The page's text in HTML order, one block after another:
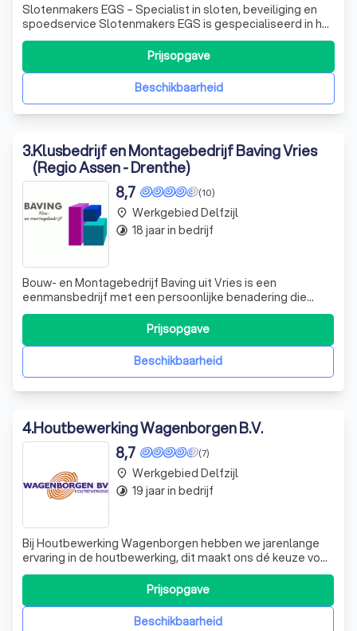
Slotenmakers EGS – Specialist in sloten, beveiliging en
spoedservice Slotenmakers EGS is gespecialiseerd in het
schadevrij openen, repareren en vervangen van sloten. Wij
helpen zowel particulieren als bedrijven met alle soorten
slotproblemen, zoals buitensluitingen, kapotte sloten,
cilinders verva
Beschikbaarheid
Prijsopgave
3.Klusbedrijf en Montagebedrijf Baving Vries
(Regio Assen - Drenthe)
(10)
8,7
Bouw- en Montagebedrijf Baving uit Vries is een
eenmansbedrijf met een persoonlijke benadering die
streeft naar 100% klanttevredenheid. Door dit kleinschalig
karakter is er veel persoonlijk contact en worden de
werkzaamheden zoveel mogelijk door mij zelf uitgevoerd.
Door samen met u een plan van aan
Beschikbaarheid
Prijsopgave
place Werkgebied Delfzijl
timelapse 18 jaar in bedrijf
4.Houtbewerking Wagenborgen B.V.
(7)
8,7
Bij Houtbewerking Wagenborgen hebben we jarenlange
ervaring in de houtbewerking, dit maakt ons dé keuze voor
iedere houtbewerkingsklus. Je kunt bij ons terecht voor
nieuwe woningen en bedrijfspanden, zowel particulier als
zakelijk. Houtbewerking Wagenborgen is FSC®
gecertificeerd. Zo garanderen we
Beschikbaarheid
Prijsopgave
place Werkgebied Delfzijl
timelapse 19 jaar in bedrijf